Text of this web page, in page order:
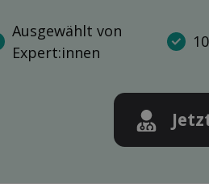
Ausgewählt von
Expert:innen